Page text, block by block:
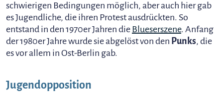
schwierigen Bedingungen möglich, aber auch hier gab
es Jugendliche, die ihren Protest ausdrückten. So
entstand in den 1970er Jahren die Blueserszene. Anfang
der 1980er Jahre wurde sie abgelöst von den Punks, die
es vor allem in Ost-Berlin gab.
Jugendopposition